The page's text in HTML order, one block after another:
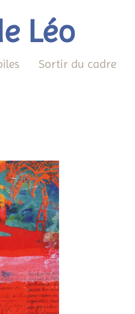
Léo
Sortir du cadre